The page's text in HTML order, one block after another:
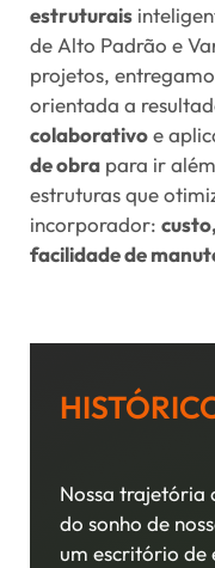
estruturais
de Alto Padrão e
projetos,
orientada a
colaborativoe
de obra para ir
estruturas que
incorporador:
facilidade de
Nossa trajetória
do sonho de
um escritório de